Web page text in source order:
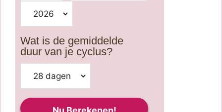
Wat is de gemiddelde
duur van je cyclus?